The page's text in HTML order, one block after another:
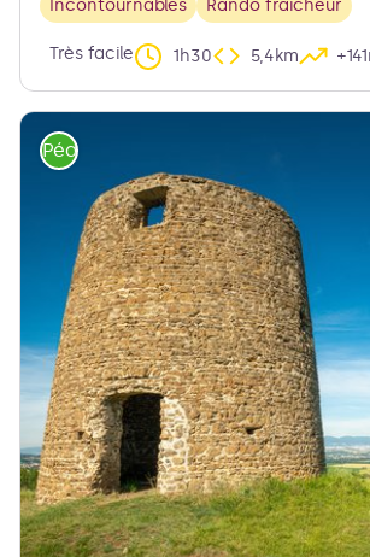
Incontournables Rando fraicheur
Très facile 1h30 5,4km
Pédestre